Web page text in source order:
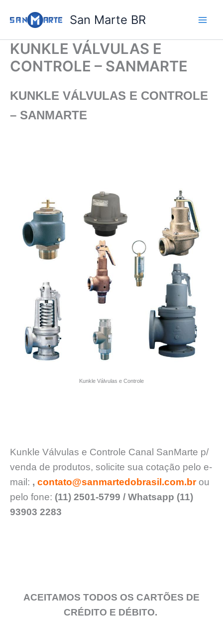
para
conteúdo
San Marte BR
KUNKLE VÁLVULAS E
CONTROLE – SANMARTE
KUNKLE VÁLVULAS E CONTROLE
– SANMARTE
Kunkle Válvulas e Controle
Kunkle Válvulas e Controle Canal SanMarte p/
venda de produtos, solicite sua cotação pelo e-
mail: , contato@sanmartedobrasil.com.brou
pelo fone: (11) 2501-5799 / Whatsapp (11)
93903 2283
ACEITAMOS TODOS OS CARTÕES DE
CRÉDITO E DÉBITO.